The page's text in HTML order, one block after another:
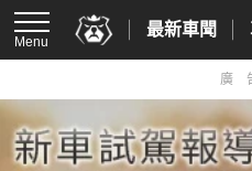
Menu
最新車聞
廣